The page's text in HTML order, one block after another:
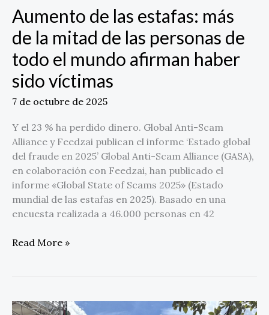
Aumento de las estafas: más
de la mitad de las personas de
todo el mundo afirman haber
sido víctimas
7 de octubre de 2025
Y el 23 % ha perdido dinero. Global Anti-Scam
Alliance y Feedzai publican el informe ‘Estado global
del fraude en 2025’ Global Anti-Scam Alliance (GASA),
en colaboración con Feedzai, han publicado el
informe «Global State of Scams 2025» (Estado
mundial de las estafas en 2025). Basado en una
encuesta realizada a 46.000 personas en 42
de
todo
el
mundo
afirman
haber
sido
Read More »
Lazza